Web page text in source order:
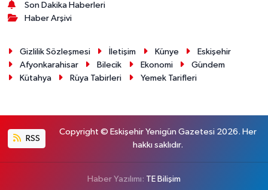
Son Dakika Haberleri
Haber Arşivi
Gizlilik Sözleşmesi İletişim Künye
Eskişehir
Afyonkarahisar
Bilecik Ekonomi
Gündem
Kütahya
Rüya Tabirleri Yemek Tarifleri
RSS
Copyright © Eskişehir Yenigün Gazetesi 2026. Her
hakkı saklıdır.
Haber Yazılımı: TE Bilişim